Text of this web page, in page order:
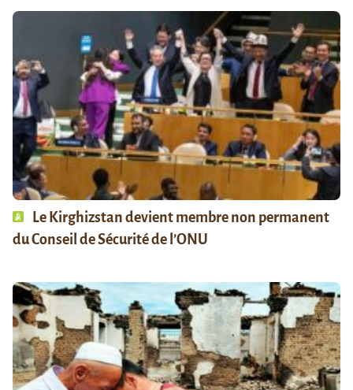
Le Kirghizstan devient membre non permanent
du Conseil de Sécurité de l’ONU